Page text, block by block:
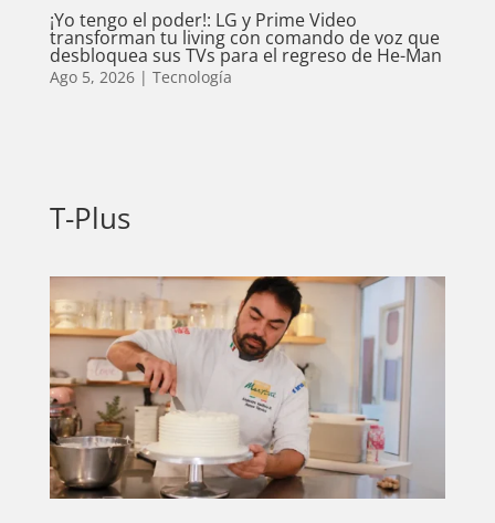
¡Yo tengo el poder!: LG y Prime Video
transforman tu living con comando de voz que
desbloquea sus TVs para el regreso de He-Man
Ago 5, 2026| Tecnología
T-Plus